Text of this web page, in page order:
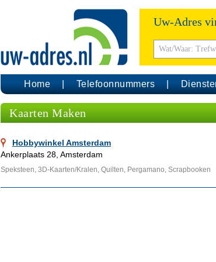
Uw-Adres
Home Telefoonnummers
Kaarten Maken
Hobbywinkel Amsterdam
Ankerplaats 28, Amsterdam
Speksteen, 3D-Kaarten/Kralen, Quilten, Pergamano, Scrapbooken